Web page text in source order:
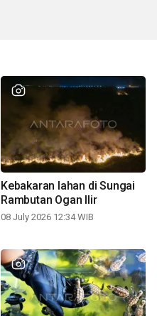
Kebakaran lahan di Sungai
Rambutan Ogan Ilir
08 July 2026 12:34 WIB